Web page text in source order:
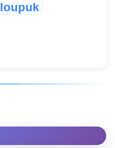
loupuk